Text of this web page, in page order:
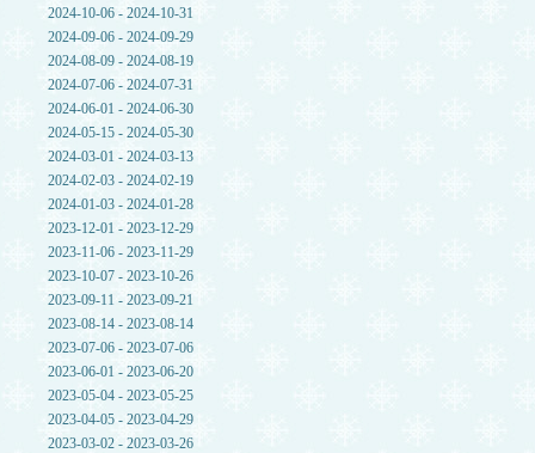
2024-10-06 - 2024-10-31
2024-09-06 - 2024-09-29
2024-08-09 - 2024-08-19
2024-07-06 - 2024-07-31
2024-06-01 - 2024-06-30
2024-05-15 - 2024-05-30
2024-03-01 - 2024-03-13
2024-02-03 - 2024-02-19
2024-01-03 - 2024-01-28
2023-12-01 - 2023-12-29
2023-11-06 - 2023-11-29
2023-10-07 - 2023-10-26
2023-09-11 - 2023-09-21
2023-08-14 - 2023-08-14
2023-07-06 - 2023-07-06
2023-06-01 - 2023-06-20
2023-05-04 - 2023-05-25
2023-04-05 - 2023-04-29
2023-03-02 - 2023-03-26